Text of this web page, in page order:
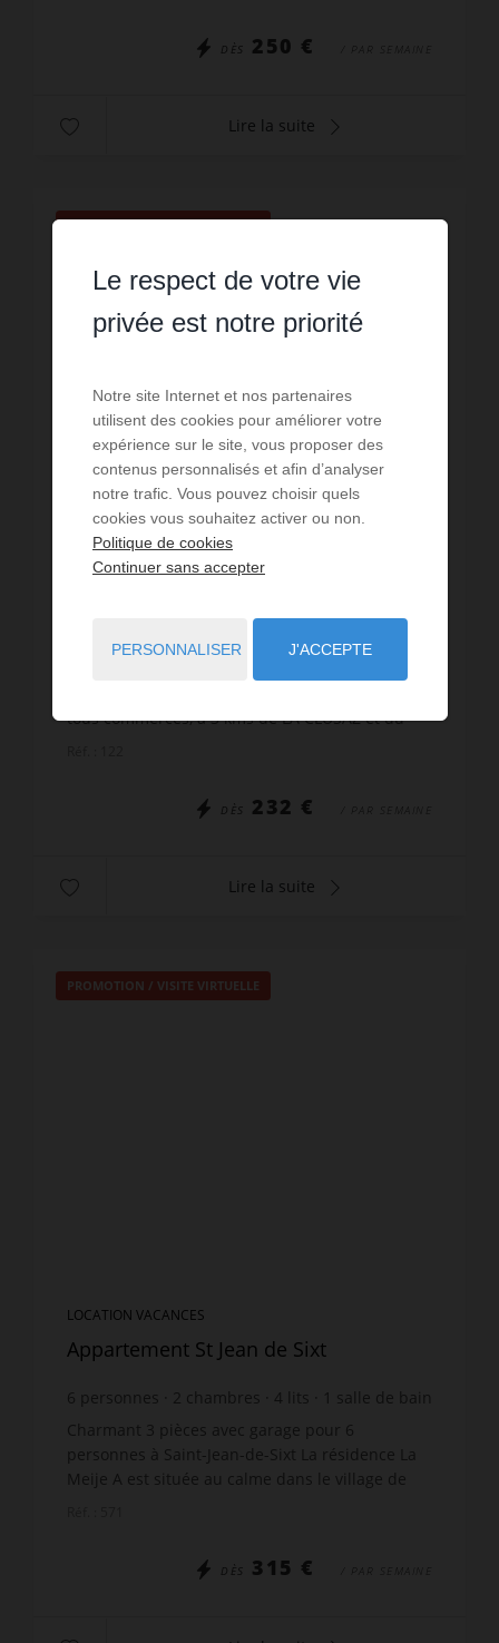
DÈS 250 € / PAR SEMAINE
Lire la suite
PROMOTION/VISITE VIRTUELLE
LOCATION VACANCES
tous commerces, à 3 kms de LA CLUSAZ et du
DÈS 232 € / PAR SEMAINE
Lire la suite
PROMOTION / VISITE VIRTUELLE
LOCATION VACANCES
Appartement St Jean de Sixt
6 personnes 2 chambres 4 lits
salle de bain
Charmant 3 pièces avec garage pour 6
personnes à Saint-Jean-de-Sixt La résidence La
Meije A est située au calme dans le village de
DÈS 315 € / PAR SEMAINE
Le respect de votre vie
privée est notre priorité
Notre site Internet et nos partenaires
utilisent des cookies pour améliorer votre
expérience sur le site, vous proposer des
contenus personnalisés et afin d’analyser
notre trafic. Vous pouvez choisir quels
cookies vous souhaitez activer ou non.
Politique de cookies
Continuer sans accepter
PERSONNALISER J'ACCEPTE